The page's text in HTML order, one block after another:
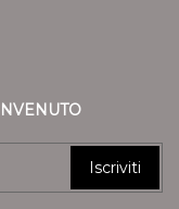
Iscriviti